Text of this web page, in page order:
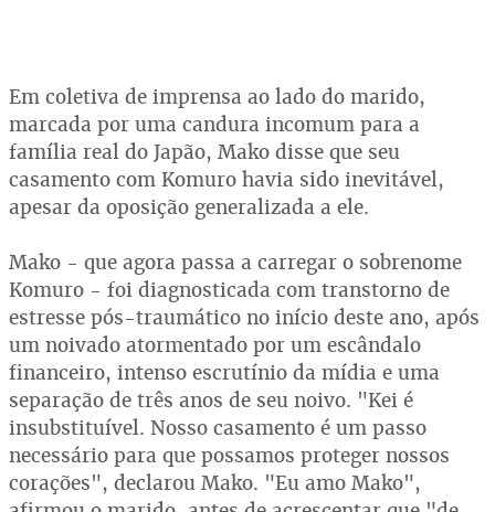
Em coletiva de imprensa ao lado do marido,
marcada por uma candura incomum para a
família real do Japão, Mako disse que seu
casamento com Komuro havia sido inevitável,
apesar da oposição generalizada a ele.
Mako - que agora passa a carregar o sobrenome
Komuro - foi diagnosticada com transtorno de
estresse pós-traumático no início deste ano, após
um noivado atormentado por um escândalo
financeiro, intenso escrutínio da mídia e uma
separação de três anos de seu noivo. "Kei é
insubstituível. Nosso casamento é um passo
necessário para que possamos proteger nossos
corações", declarou Mako. "Eu amo Mako",